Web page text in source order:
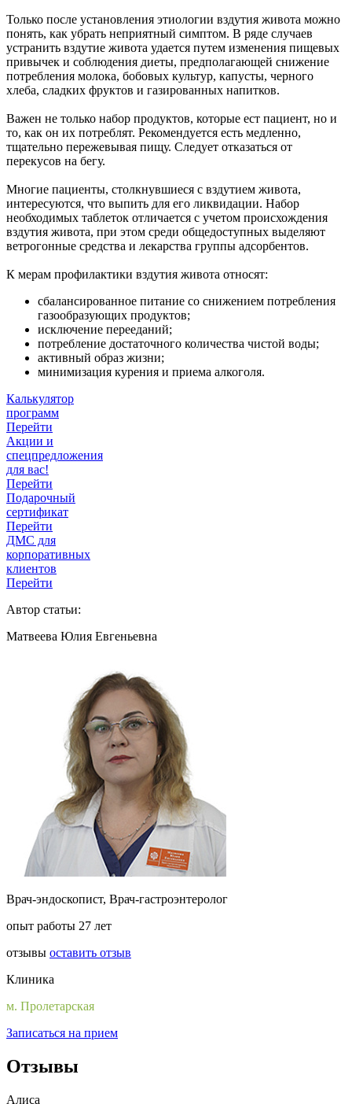
Только после установления этиологии вздутия живота можно
понять, как убрать неприятный симптом. В ряде случаев
устранить вздутие живота удается путем изменения пищевых
привычек и соблюдения диеты, предполагающей снижение
потребления молока, бобовых культур, капусты, черного
хлеба, сладких фруктов и газированных напитков.
Важен не только набор продуктов, которые ест пациент, но и
то, как он их потреблят. Рекомендуется есть медленно,
тщательно пережевывая пищу. Следует отказаться от
перекусов на бегу.
Многие пациенты, столкнувшиеся с вздутием живота,
интересуются, что выпить для его ликвидации. Набор
необходимых таблеток отличается с учетом происхождения
вздутия живота, при этом среди общедоступных выделяют
ветрогонные средства и лекарства группы адсорбентов.
К мерам профилактики вздутия живота относят:
сбалансированное питание со снижением потребления
газообразующих продуктов;
исключение перееданий;
потребление достаточного количества чистой воды;
активный образ жизни;
минимизация курения и приема алкоголя.
Калькулятор
программ
Перейти
Акции и
спецпредложения
для вас!
Перейти
Подарочный
сертификат
Перейти
ДМС для
корпоративных
клиентов
Перейти
Автор статьи:
Матвеева Юлия Евгеньевна
Врач-эндоскопист, Врач-гастроэнтеролог
опыт работы 27 лет
отзывы оставить отзыв
Клиника
м. Пролетарская
Записаться на прием
Отзывы
Алиса